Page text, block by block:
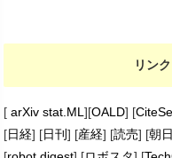
リンク
[ arXiv stat.ML ][OALD] [
[日経] [日刊 ] [産経] [読売] [朝日